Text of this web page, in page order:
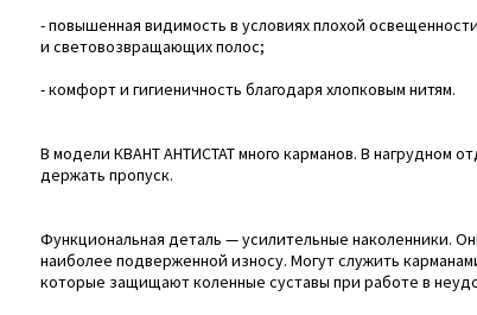
- повышенная видимость в условиях плохой
и световозвращающих полос;
- комфорт и гигиеничность благодаря хлопковым нитям.
В модели КВАНТ АНТИСТАТ много карманов. В нагрудном
держать пропуск.
Функциональная деталь — усилительные наколенники.
наиболее подверженной износу. Могут служить
которые защищают коленные суставы при работе в